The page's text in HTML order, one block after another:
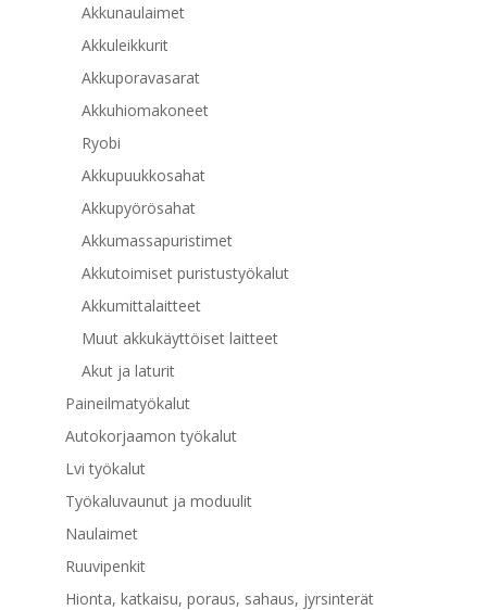
Akkunaulaimet
Akkuleikkurit
Akkuporavasarat
Akkuhiomakoneet
Ryobi
Akkupuukkosahat
Akkupyörösahat
Akkumassapuristimet
Akkutoimiset puristustyökalut
Akkumittalaitteet
Muut akkukäyttöiset laitteet
Akut ja laturit
Paineilmatyökalut
Autokorjaamon työkalut
Lvi työkalut
Työkaluvaunut ja moduulit
Naulaimet
Ruuvipenkit
Hionta, katkaisu, poraus, sahaus, jyrsinterät